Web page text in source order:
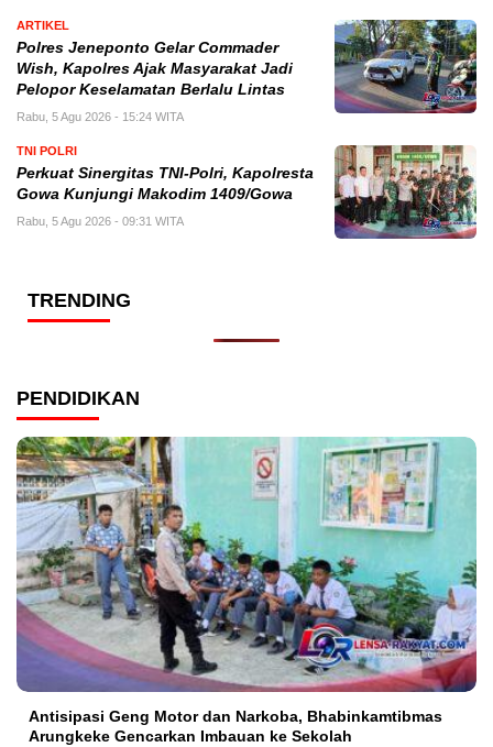
ARTIKEL
Polres Jeneponto Gelar Commader
Wish, Kapolres Ajak Masyarakat Jadi
Pelopor Keselamatan Berlalu Lintas
Rabu, 5 Agu 2026 - 15:24 WITA
TNI POLRI
Perkuat Sinergitas TNI-Polri, Kapolresta
Gowa Kunjungi Makodim 1409/Gowa
Rabu, 5 Agu 2026 - 09:31 WITA
TRENDING
PENDIDIKAN
Antisipasi Geng Motor dan Narkoba, Bhabinkamtibmas
Arungkeke Gencarkan Imbauan ke Sekolah